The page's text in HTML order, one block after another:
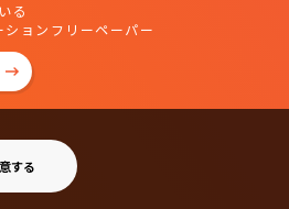
る
ョンフリーペーパー
する